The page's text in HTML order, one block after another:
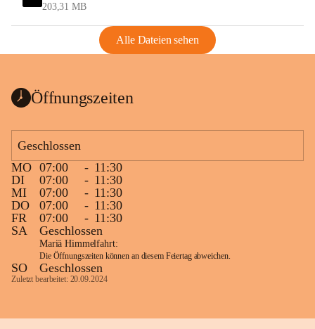
203,31 MB
Alle Dateien sehen
Öffnungszeiten
Geschlossen
MO 07:00 - 11:30
DI
07:00 - 11:30
MI
07:00 - 11:30
DO
07:00 - 11:30
FR
07:00 - 11:30
SA
Geschlossen
Mariä Himmelfahrt:
Die Öffnungszeiten können an diesem Feiertag abweichen.
SO Geschlossen
Zuletzt bearbeitet: 20.09.2024